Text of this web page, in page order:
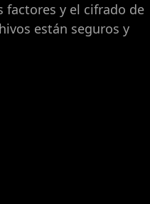
factores y el cifrado de
están seguros y